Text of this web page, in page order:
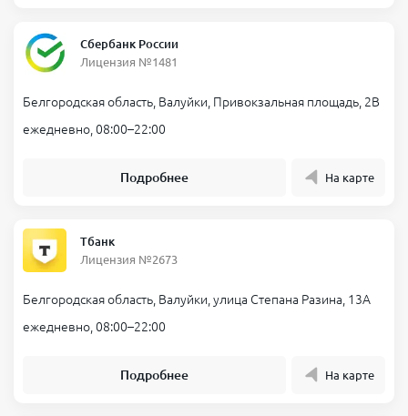
Сбербанк России
Лицензия №1481
Белгородская область, Валуйки, Привокзальная площадь, 2В
ежедневно, 08:00–22:00
Подробнее На карте
Тбанк
Лицензия №2673
Белгородская область, Валуйки, улица Степана Разина, 13А
ежедневно, 08:00–22:00
Подробнее На карте